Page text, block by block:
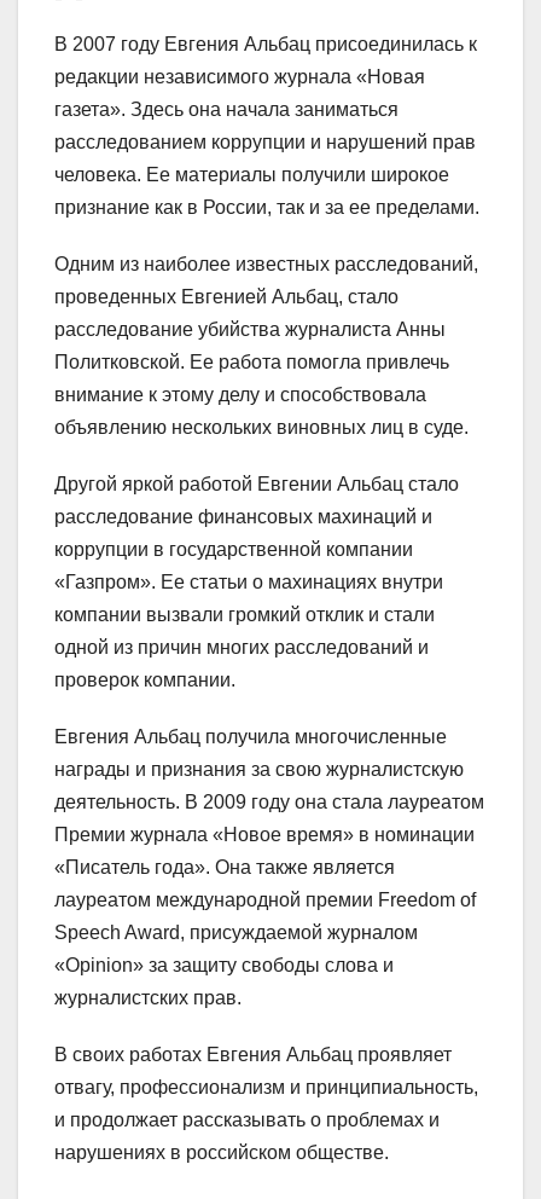
В 2007 году Евгения Альбац присоединилась к
редакции независимого журнала «Новая
газета». Здесь она начала заниматься
расследованием коррупции и нарушений прав
человека. Ее материалы получили широкое
признание как в России, так и за ее пределами.
Одним из наиболее известных расследований,
проведенных Евгенией Альбац, стало
расследование убийства журналиста Анны
Политковской. Ее работа помогла привлечь
внимание к этому делу и способствовала
объявлению нескольких виновных лиц в суде.
Другой яркой работой Евгении Альбац стало
расследование финансовых махинаций и
коррупции в государственной компании
«Газпром». Ее статьи о махинациях внутри
компании вызвали громкий отклик и стали
одной из причин многих расследований и
проверок компании.
Евгения Альбац получила многочисленные
награды и признания за свою журналистскую
деятельность. В 2009 году она стала лауреатом
Премии журнала «Новое время» в номинации
«Писатель года». Она также является
лауреатом международной премии Freedom of
Speech Award, присуждаемой журналом
«Opinion» за защиту свободы слова и
журналистских прав.
В своих работах Евгения Альбац проявляет
отвагу, профессионализм и принципиальность,
и продолжает рассказывать о проблемах и
нарушениях в российском обществе.